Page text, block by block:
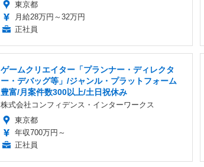
東京都
月給28万円～32万円
正社員
ゲームクリエイター「プランナー・ディレクタ
ー・デバッグ等」/ジャンル・プラットフォーム
豊富/月案件数300以上/土日祝休み
株式会社コンフィデンス・インターワークス
東京都
年収700万円～
正社員